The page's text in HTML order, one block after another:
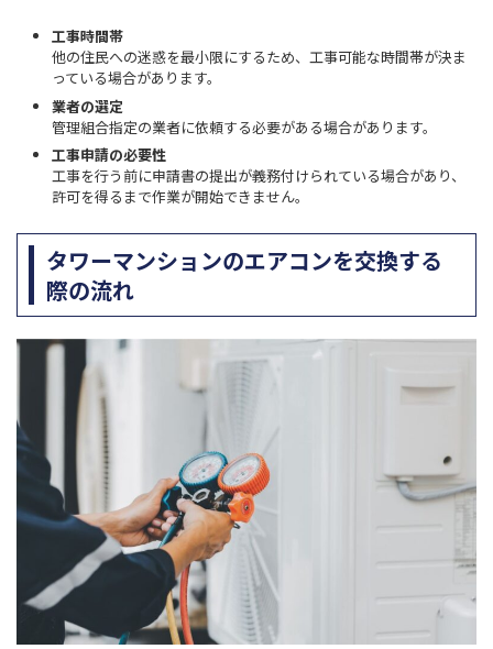
工事時間帯
他の住民への迷惑を最小限にするため、工事可能な時間帯が決ま
っている場合があります。
業者の選定
管理組合指定の業者に依頼する必要がある場合があります。
工事申請の必要性
工事を行う前に申請書の提出が義務付けられている場合があり、
許可を得るまで作業が開始できません。
タワーマンションのエアコンを交換する
際の流れ